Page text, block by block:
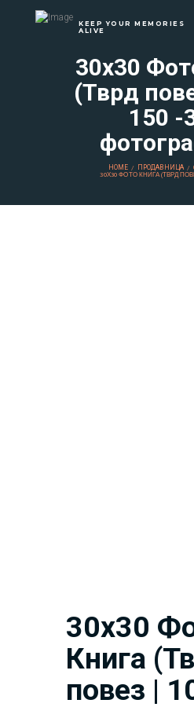
KEEP YOUR MEMORIES
ALIVE
30х30
(Тврд
150 -
HOME ПРОДАВНИЦА
30Х30 ФОТО КНИГА (ТВРД
30х30
Книга
повез |